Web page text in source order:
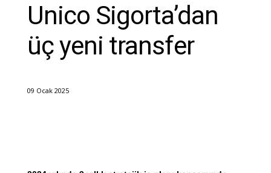
Unico Sigorta’dan
üç yeni transfer
09 Ocak 2025